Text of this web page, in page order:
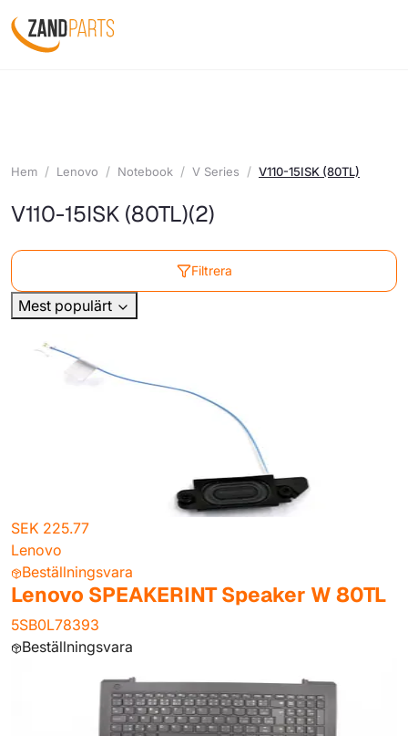
Hem Lenovo Notebook V Series V110-15ISK (80TL)
V110-15ISK (80TL)(2)
Filtrera
Mest populärt
SEK 225.77
Lenovo
Beställningsvara
Lenovo SPEAKERINT Speaker W 80TL
5SB0L78393
Beställningsvara